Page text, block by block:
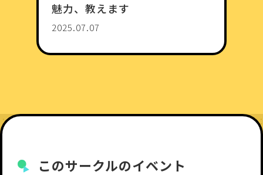
魅力、教えます
2025.07.07
このサークルのイベント